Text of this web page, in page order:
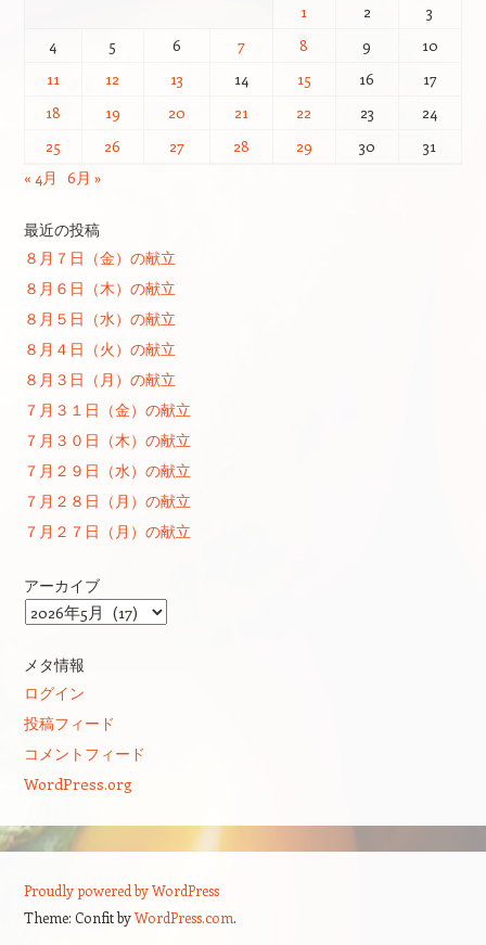
1
2
3
4
5 6 7 8 9
10
11
12 13 14 15 16
17
18
19 20 21 22 23
24
25
26 27 28 29 30
31
« 4月
6月 »
最近の投稿
８月７日（金）の献立
８月６日（木）の献立
８月５日（水）の献立
８月４日（火）の献立
８月３日（月）の献立
７月３１日（金）の献立
７月３０日（木）の献立
７月２９日（水）の献立
７月２８日（月）の献立
７月２７日（月）の献立
アーカイブ
ア
カ
イ
ブ
メタ情報
ログイン
投稿フィード
コメントフィード
WordPress.org
Proudly powered by WordPress
Theme: Confit byWordPress.com.